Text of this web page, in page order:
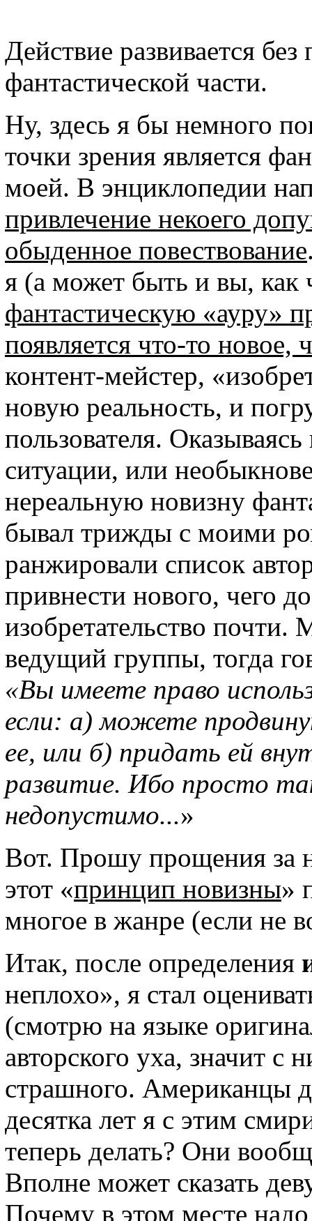
Действие развивается
фантастической части.
Ну, здесь я бы немного
точки зрения является
моей. В энциклопедии
привлечение некоего
обыденное повествование
я (а может быть и вы,
фантастическую «ауру»
появляется что-то
контент-мейстер,
новую реальность, и
пользователя.
ситуации, или
нереальную новизну
бывал трижды с моими
ранжировали список
привнести нового, чего
изобретательство
ведущий группы, тогда
«Вы имеете право
если: а) можете
ее, или б) придать ей
развитие. Ибо просто
недопустимо...»
Вот. Прошу прощения за
этот «принцип новизны»
многое в жанре (если не
Итак, после определения
неплохо», я стал
(смотрю на языке
авторского уха, значит с
страшного. Американцы
десятка лет я с этим
теперь делать? Они
Вполне может сказать
Почему в этом месте